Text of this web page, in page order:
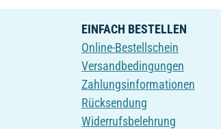
EINFACH BESTELLEN
Online-Bestellschein
Versandbedingungen
Zahlungsinformationen
Rücksendung
Widerrufsbelehrung